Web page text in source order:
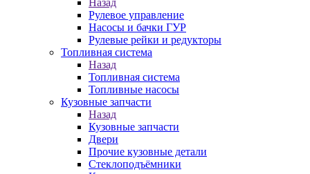
Назад
Рулевое управление
Насосы и бачки ГУР
Рулевые рейки и редукторы
Топливная система
Назад
Топливная система
Топливные насосы
Кузовные запчасти
Назад
Кузовные запчасти
Двери
Прочие кузовные детали
Стеклоподъёмники